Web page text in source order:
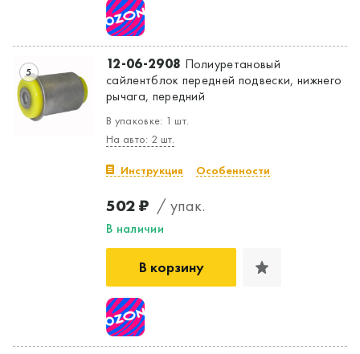
5 12-06-2908 Полиуретановый
сайлентблок передней подвески, нижнего
рычага, передний
В упаковке: 1 шт.
На авто: 2 шт.
Инструкция Особенности
502 ₽ / упак.
В наличии
В корзину